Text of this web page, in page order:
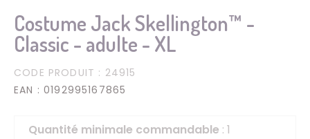
Costume Jack Skellington™ -
Classic - adulte - XL
CODE PRODUIT : 24915
EAN : 0192995167865
Quantité minimale commandable : 1